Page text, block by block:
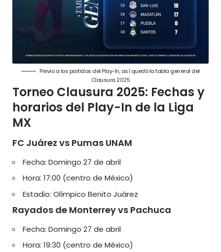
Previo a los partidos del Play-In, así quedó la tabla general del
Clausura 2025
Torneo Clausura 2025: Fechas y
horarios del Play-In de la Liga
MX
FC Juárez vs Pumas UNAM
Fecha: Domingo 27 de abril
Hora: 17:00 (centro de México)
Estadio: Olímpico Benito Juárez
Rayados de Monterrey vs Pachuca
Fecha: Domingo 27 de abril
Hora: 19:30 (centro de México)